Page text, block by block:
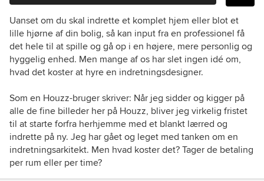
Uanset om du skal indrette et komplet hjem eller blot et
lille hjørne af din bolig, så kan input fra en professionel få
det hele til at spille og gå op i en højere, mere personlig og
hyggelig enhed. Men mange af os har slet ingen idé om,
hvad det koster at hyre en indretningsdesigner.
Som en Houzz-bruger skriver: Når jeg sidder og kigger på
alle de fine billeder her på Houzz, bliver jeg virkelig fristet
til at starte forfra herhjemme med et blankt lærred og
indrette på ny. Jeg har gået og leget med tanken om en
indretningsarkitekt. Men hvad koster det? Tager de betaling
per rum eller per time?